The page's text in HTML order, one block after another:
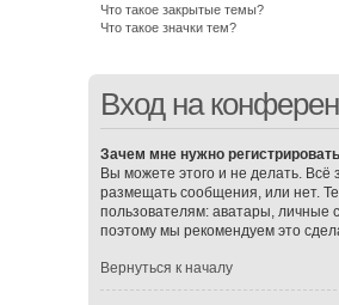
Что такое закрытые темы?
Что такое значки тем?
Вход на
Зачем мне нужно
Вы можете этого и не делать. Всё
размещать сообщения, или нет.
пользователям: аватары, личные
поэтому мы рекомендуем это
Вернуться к началу